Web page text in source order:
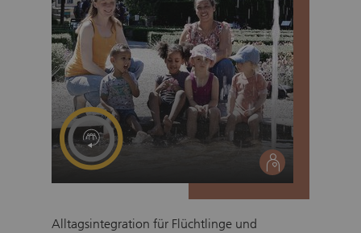
social
Alltagsintegration für Flüchtlinge und